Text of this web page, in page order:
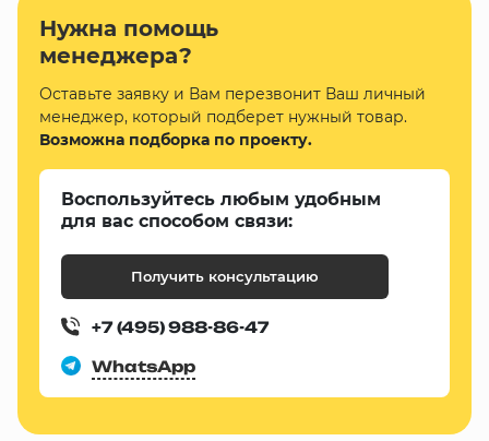
Нужна помощь
менеджера?
Оставьте заявку и Вам перезвонит Ваш личный
менеджер, который подберет нужный товар.
Возможна подборка по проекту.
Воспользуйтесь любым удобным
для вас способом связи:
Получить консультацию
+7 (495) 988-86-47
WhatsApp